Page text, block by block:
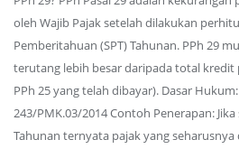
oleh Wajib Pajak setelah dilakukan
Pemberitahuan (SPT) Tahunan. PPh 29
terutang lebih besar daripada total kredit
PPh 25 yang telah dibayar). Dasar
243/PMK.03/2014 Contoh Penerapan:
Tahunan ternyata pajak yang seharusnya